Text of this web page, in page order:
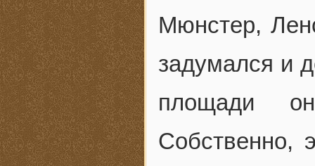
Мюнстер,
задумался и
площади
Собственно,